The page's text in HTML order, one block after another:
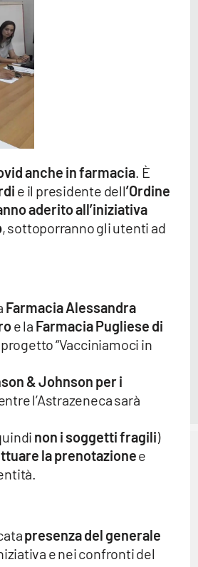
anche in farmacia. È
e il presidente dell’Ordine
aderito all’iniziativa
, sottoporranno gli utenti ad
Farmacia Alessandra
e la Farmacia Pugliese di
“Vacciniamoci in
& Johnson per i
l’Astrazeneca sarà
non i soggetti fragili)
la prenotazionee
presenza del generale
e nei confronti del